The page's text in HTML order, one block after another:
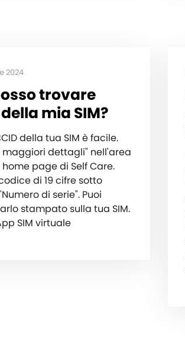
2024
trovare
mia SIM?
della tua SIM è facile.
maggiori dettagli" nell'area
page di Self Care.
di 19 cifre sotto
di serie". Puoi
stampato sulla tua SIM.
SIM virtuale